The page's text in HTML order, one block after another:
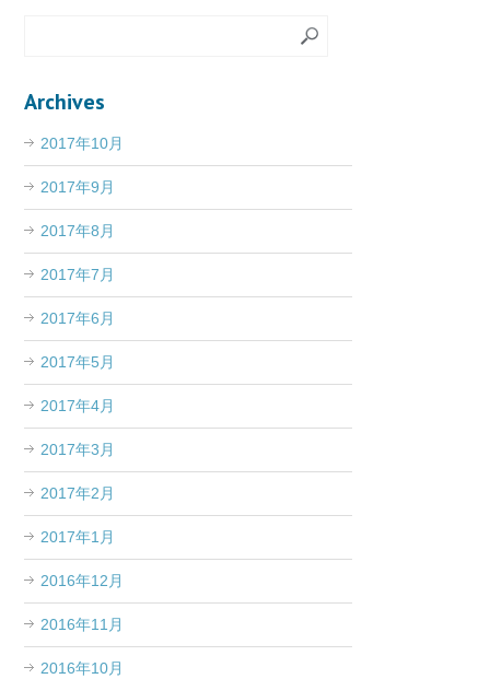
Archives
2017年10月
2017年9月
2017年8月
2017年7月
2017年6月
2017年5月
2017年4月
2017年3月
2017年2月
2017年1月
2016年12月
2016年11月
2016年10月